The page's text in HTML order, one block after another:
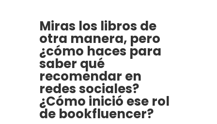
Miras los libros de
otra manera, pero
¿cómo haces para
saber qué
recomendar en
redes sociales?
¿Cómo inició ese rol
de bookfluencer?